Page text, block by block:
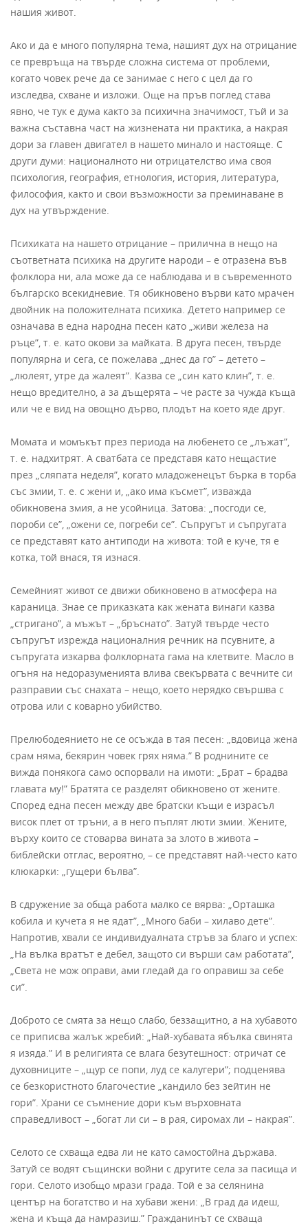
нашия живот.
Ако и да е много популярна тема, нашият дух на отрицание
се превръща на твърде сложна система от проблеми,
когато човек рече да се занимае с него с цел да го
изследва, схване и изложи. Още на пръв поглед става
явно, че тук е дума както за психична значимост, тъй и за
важна съставна част на жизнената ни практика, а накрая
дори за главен двигател в нашето минало и настояще. С
други думи: националното ни отрицателство има своя
психология, география, етнология, история, литература,
философия, както и свои възможности за преминаване в
дух на утвърждение.
Психиката на нашето отрицание – прилична в нещо на
съответната психика на другите народи – е отразена във
фолклора ни, ала може да се наблюдава и в съвременното
българско всекидневие. Тя обикновено върви като мрачен
двойник на положителната психика. Детето например се
означава в една народна песен като „живи железа на
ръце”, т. е. като окови за майката. В друга песен, твърде
популярна и сега, се пожелава „днес да го” – детето –
„люлеят, утре да жалеят”. Казва се „син като клин”, т. е.
нещо вредително, а за дъщерята – че расте за чужда къща
или че е вид на овощно дърво, плодът на което яде друг.
Момата и момъкът през периода на любенето се „лъжат”,
т. е. надхитрят. А сватбата се представя като нещастие
през „сляпата неделя”, когато младоженецът бърка в торба
със змии, т. е. с жени и, „ако има късмет”, изважда
обикновена змия, а не усойница. Затова: „посгоди се,
пороби се”, „ожени се, погреби се”. Съпругът и съпругата
се представят като антиподи на живота: той е куче, тя е
котка, той внася, тя изнася.
Семейният живот се движи обикновено в атмосфера на
караница. Знае се приказката как жената винаги казва
„стригано”, а мъжът – „бръснато”. Затуй твърде често
съпругът изрежда националния речник на псувните, а
съпругата изкарва фолклорната гама на клетвите. Масло в
огъня на недоразуменията влива свекървата с вечните си
разправии със снахата – нещо, което нерядко свършва с
отрова или с коварно убийство.
Прелюбодеянието не се осъжда в тая песен: „вдовица жена
срам няма, бекярин човек грях няма.” В роднините се
вижда понякога само оспорвали на имоти: „Брат – брадва
главата му!” Братята се разделят обикновено от жените.
Според една песен между две братски къщи е израсъл
висок плет от тръни, а в него пъплят люти змии. Жените,
върху които се стоварва вината за злото в живота –
библейски отглас, вероятно, – се представят най-често като
клюкарки: „гущери бълва”.
В сдружение за обща работа малко се вярва: „Орташка
кобила и кучета я не ядат”, „Много баби – хилаво дете”.
Напротив, хвали се индивидуалната стръв за благо и успех:
„На вълка вратът е дебел, защото си върши сам работата”,
„Света не мож оправи, ами гледай да го оправиш за себе
си”.
Доброто се смята за нещо слабо, беззащитно, а на хубавото
се приписва жалък жребий: „Най-хубавата ябълка свинята
я изяда.” И в религията се влага безутешност: отричат се
духовниците – „щур се попи, луд се калугери”; подценява
се безкористното благочестие „кандило без зейтин не
гори”. Храни се съмнение дори към върховната
справедливост – „богат ли си – в рая, сиромах ли – накрая”.
Селото се схваща едва ли не като самостойна държава.
Затуй се водят същински войни с другите села за пасища и
гори. Селото изобщо мрази града. Той е за селянина
център на богатство и на хубави жени: „В град да идеш,
жена и къща да намразиш.” Гражданинът се схваща